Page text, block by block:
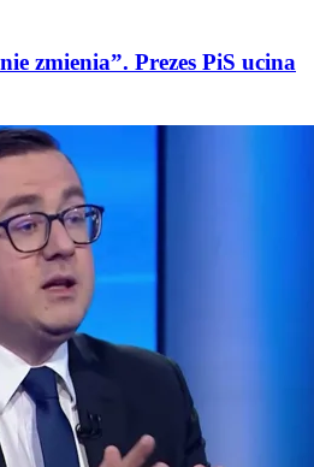
zmienia”. Prezes PiS ucina